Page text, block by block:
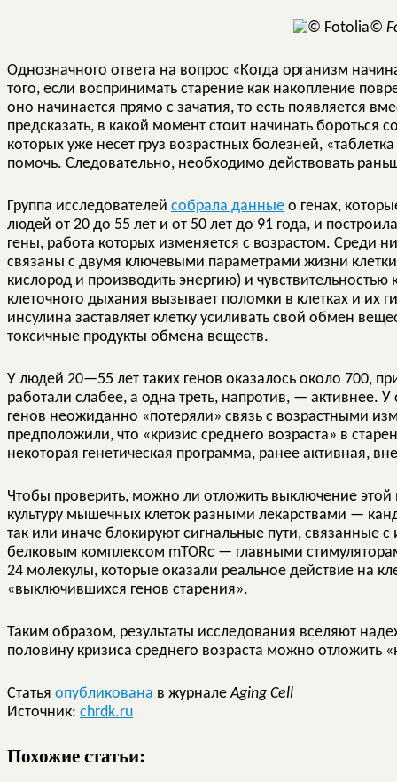
©
Однозначного ответа на вопрос «Когда организм
того, если воспринимать старение как накопление
оно начинается прямо с зачатия, то есть появляется
предсказать, в какой момент стоит начинать
которых уже несет груз возрастных болезней,
помочь. Следовательно, необходимо действовать
Группа исследователей собрала данные о генах,
людей от 20 до 55 лет и от 50 лет до 91 года, и
гены, работа которых изменяется с возрастом. Среди
связаны с двумя ключевыми параметрами жизни
кислород и производить энергию) и
клеточного дыхания вызывает поломки в клетках и их
инсулина заставляет клетку усиливать свой обмен
токсичные продукты обмена веществ.
У людей 20—55 лет таких генов оказалось около 700,
работали слабее, а одна треть, напротив, — активнее. У
генов неожиданно «потеряли» связь с возрастными
предположили, что «кризис среднего возраста» в
некоторая генетическая программа, ранее активная,
Чтобы проверить, можно ли отложить выключение
культуру мышечных клеток разными лекарствами —
так или иначе блокируют сигнальные пути, связанные
белковым комплексом mTORc — главными
24 молекулы, которые оказали реальное действие на
«выключившихся генов старения».
Таким образом, результаты исследования вселяют
половину кризиса среднего возраста можно отложить
Статья опубликована в журналеAging Cell
Источник: chrdk.ru
Похожие статьи: